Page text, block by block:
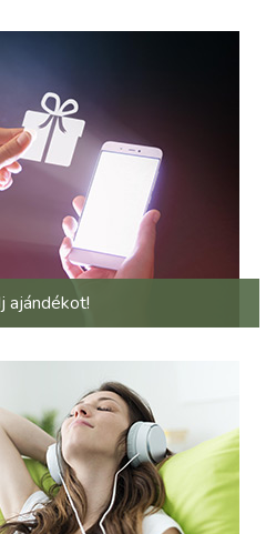
ajándékot!